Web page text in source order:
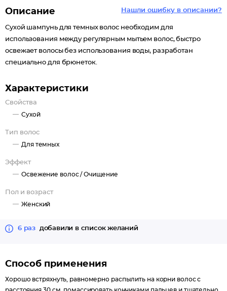
Нашли ошибку в описании?
Описание
Сухой шампунь для темных волос необходим для
использования между регулярным мытьем волос, быстро
освежает волосы без использования воды, разработан
специально для брюнеток.
Характеристики
Свойства
Сухой
Тип волос
Для темных
Эффект
Освежение волос /Очищение
Пол и возраст
Женский
6 раз добавили в список желаний
Способ применения
Хорошо встряхнуть, равномерно распылить на корни волос с